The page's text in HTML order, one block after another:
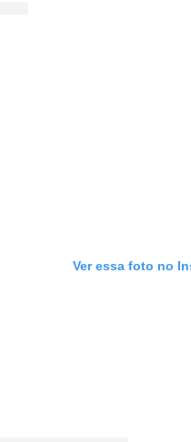
Ver essa foto no